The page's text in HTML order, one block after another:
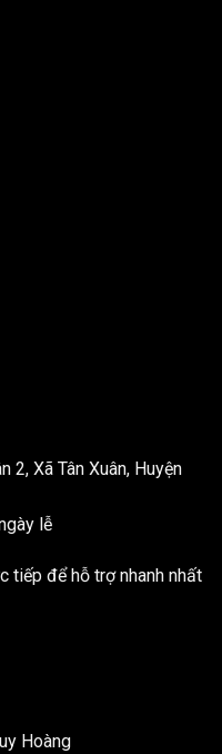
2, Xã Tân Xuân, Huyện
lễ
tiếp để hỗ trợ nhanh nhất
Hoàng